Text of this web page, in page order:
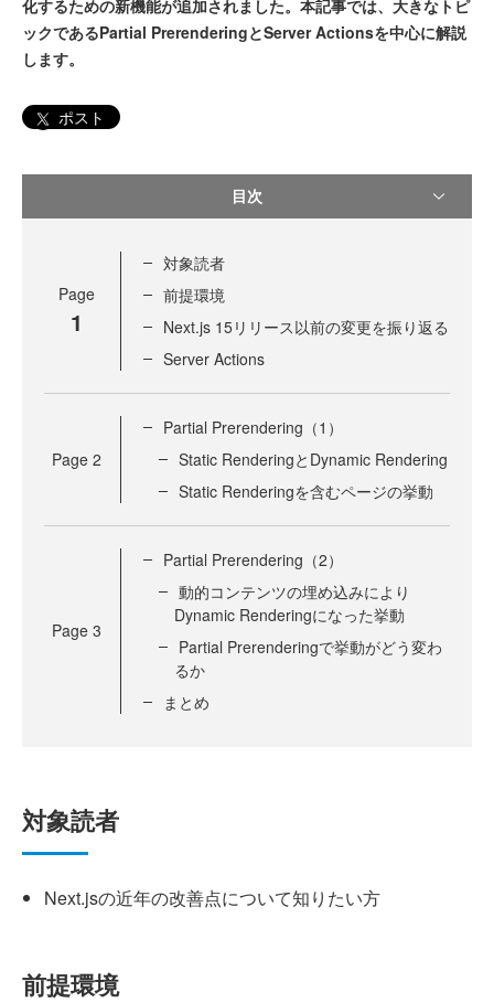
化するための新機能が追加されました。本記事では、大きなトピ
ックであるPartial PrerenderingとServer Actionsを中心に解説
します。
ポスト
目次
Page
1
対象読者
前提環境
Next.js 15リリース以前の変更を振り返る
Server Actions
Page 2
Partial Prerendering（1）
Static RenderingとDynamic Rendering
Static Renderingを含むページの挙動
Page 3
Partial Prerendering（2）
動的コンテンツの埋め込みにより
Dynamic Renderingになった挙動
Partial Prerenderingで挙動がどう変わ
るか
まとめ
対象読者
Next.jsの近年の改善点について知りたい方
前提環境